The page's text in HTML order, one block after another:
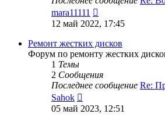
mara11111
к
сообщению
12 май 2022, 17:45
Ремонт жестких дисков
Форум по ремонту жестких
1 Темы
2 Сообщения
Последнее сообщение Re:
Sahok
к
05 май 2023, 12:51